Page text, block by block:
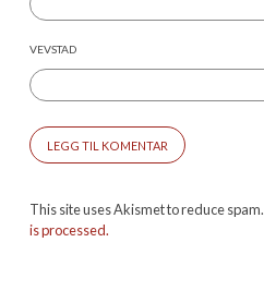
VEVSTAD
This site uses Akismet to reduce spam.
is processed.